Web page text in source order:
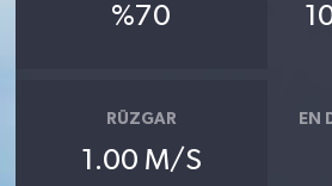
%70
RÜZGAR
1.00 M/S
EN